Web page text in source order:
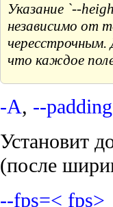
Указание `--
независимо от
чересстрочным.
что каждое
-A, --
Установит
(после
--fps=< fps>